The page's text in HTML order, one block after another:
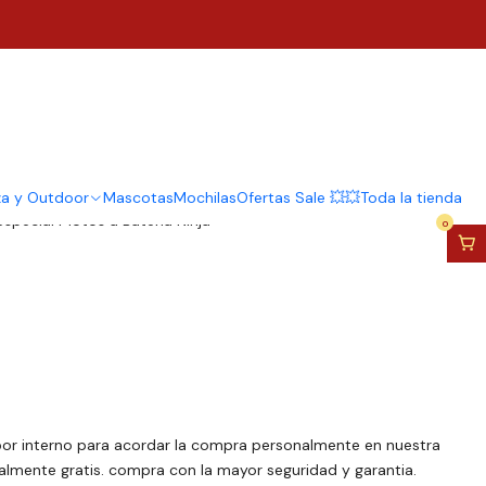
y Outdoor MascotasMochilasOfertas Sale 💥💥Toda la tienda
0
Infantil Con Ruedas
Y Luz
Motos a Batería Ninja
interno para acordar la compra personalmente en nuestra
gratis. compra con la mayor seguridad y garantia.